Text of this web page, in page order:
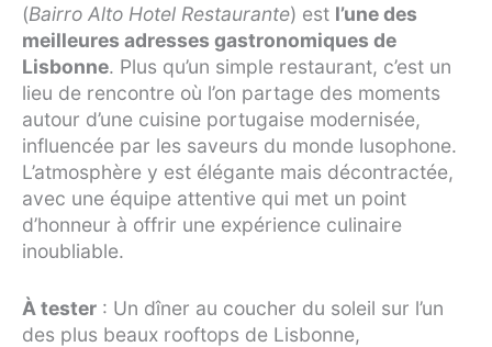
(Bairro Alto Hotel Restaurante) est l’une des
meilleures adresses gastronomiques de
Lisbonne. Plus qu’un simple restaurant, c’est un
lieu de rencontre où l’on partage des moments
autour d’une cuisine portugaise modernisée,
influencée par les saveurs du monde lusophone.
L’atmosphère y est élégante mais décontractée,
avec une équipe attentive qui met un point
d’honneur à offrir une expérience culinaire
inoubliable.
À tester : Un dîner au coucher du soleil sur l’un
des plus beaux rooftops de Lisbonne,